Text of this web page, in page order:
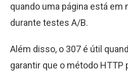
quando uma página está em
durante testes A/B.
Além disso, o 307 é útil
garantir que o método HTTP